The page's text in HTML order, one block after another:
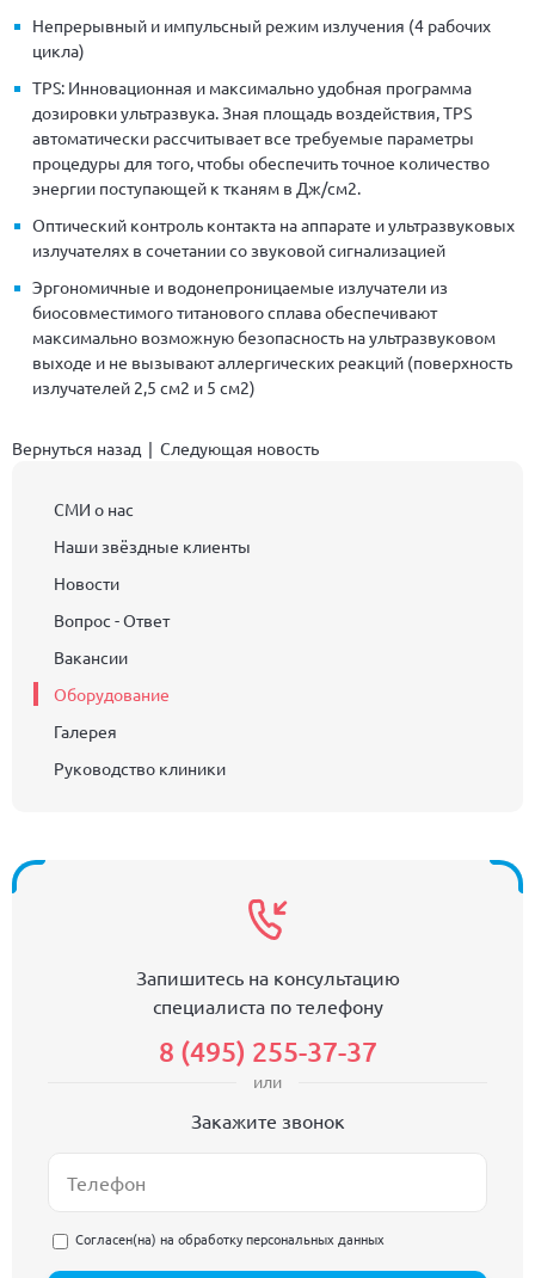
Непрерывный и импульсный режим излучения (4 рабочих
цикла)
TPS: Инновационная и максимально удобная программа
дозировки ультразвука. Зная площадь воздействия, TPS
автоматически рассчитывает все требуемые параметры
процедуры для того, чтобы обеспечить точное количество
энергии поступающей к тканям в Дж/см2.
Оптический контроль контакта на аппарате и ультразвуковых
излучателях в сочетании со звуковой сигнализацией
Эргономичные и водонепроницаемые излучатели из
биосовместимого титанового сплава обеспечивают
максимально возможную безопасность на ультразвуковом
выходе и не вызывают аллергических реакций (поверхность
излучателей 2,5 см2 и 5 см2)
Вернуться назад | Следующая новость
СМИ о нас
Наши звёздные клиенты
Новости
Вопрос - Ответ
Вакансии
Оборудование
Галерея
Руководство клиники
Запишитесь на консультацию
специалиста по телефону
8 (495) 255-37-37
или
Закажите звонок
Согласен(на) на обработку персональных данных